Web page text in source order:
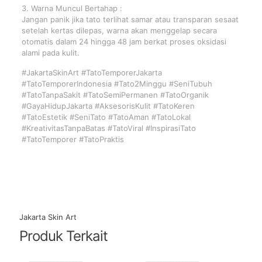
3. Warna Muncul Bertahap :
Jangan panik jika tato terlihat samar atau transparan sesaat
setelah kertas dilepas, warna akan menggelap secara
otomatis dalam 24 hingga 48 jam berkat proses oksidasi
alami pada kulit.
#JakartaSkinArt #TatoTemporerJakarta
#TatoTemporerIndonesia #Tato2Minggu #SeniTubuh
#TatoTanpaSakit #TatoSemiPermanen #TatoOrganik
#GayaHidupJakarta #AksesorisKulit #TatoKeren
#TatoEstetik #SeniTato #TatoAman #TatoLokal
#KreativitasTanpaBatas #TatoViral #InspirasiTato
#TatoTemporer #TatoPraktis
Jakarta Skin Art
Produk Terkait